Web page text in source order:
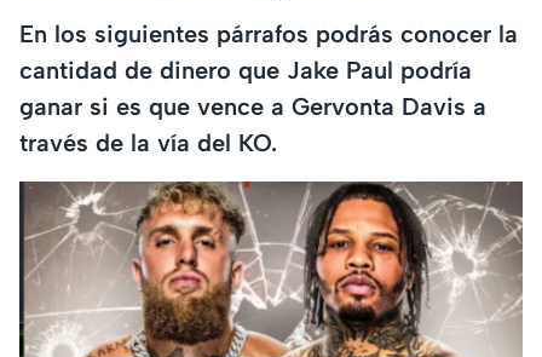
En los siguientes párrafos podrás conocer la
cantidad de dinero que Jake Paul podría
ganar si es que vence a Gervonta Davis a
través de la vía del KO.